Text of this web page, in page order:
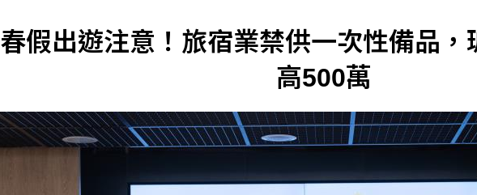
春假出遊注意！旅宿業禁供一次性備品
高500萬